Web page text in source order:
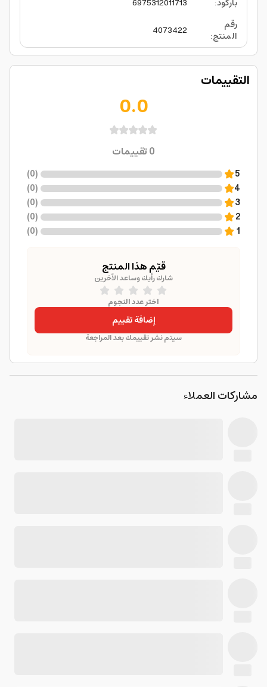
باركود:
6975312011713
رقم
المنتج:
4073422
التقييمات
0.0
0تقييمات
5
(
0
)
4
(
0
)
3
(
0
)
2
(
0
)
1
(
0
)
قيّم هذا المنتج
شارك رأيك وساعد الآخرين
اختر عدد النجوم
إضافة تقييم
سيتم نشر تقييمك بعد المراجعة
مشاركات العملاء